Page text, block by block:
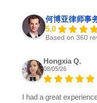
何博亚律师事
5.0
Based on 360
Hongxia Q.
08/05/26
I had a great